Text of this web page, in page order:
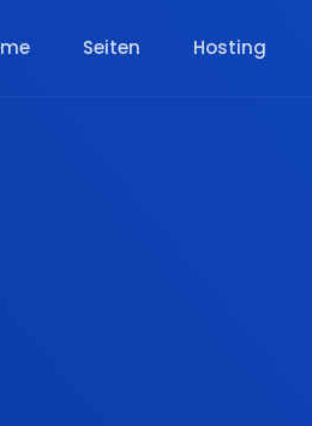
Seiten Hosting